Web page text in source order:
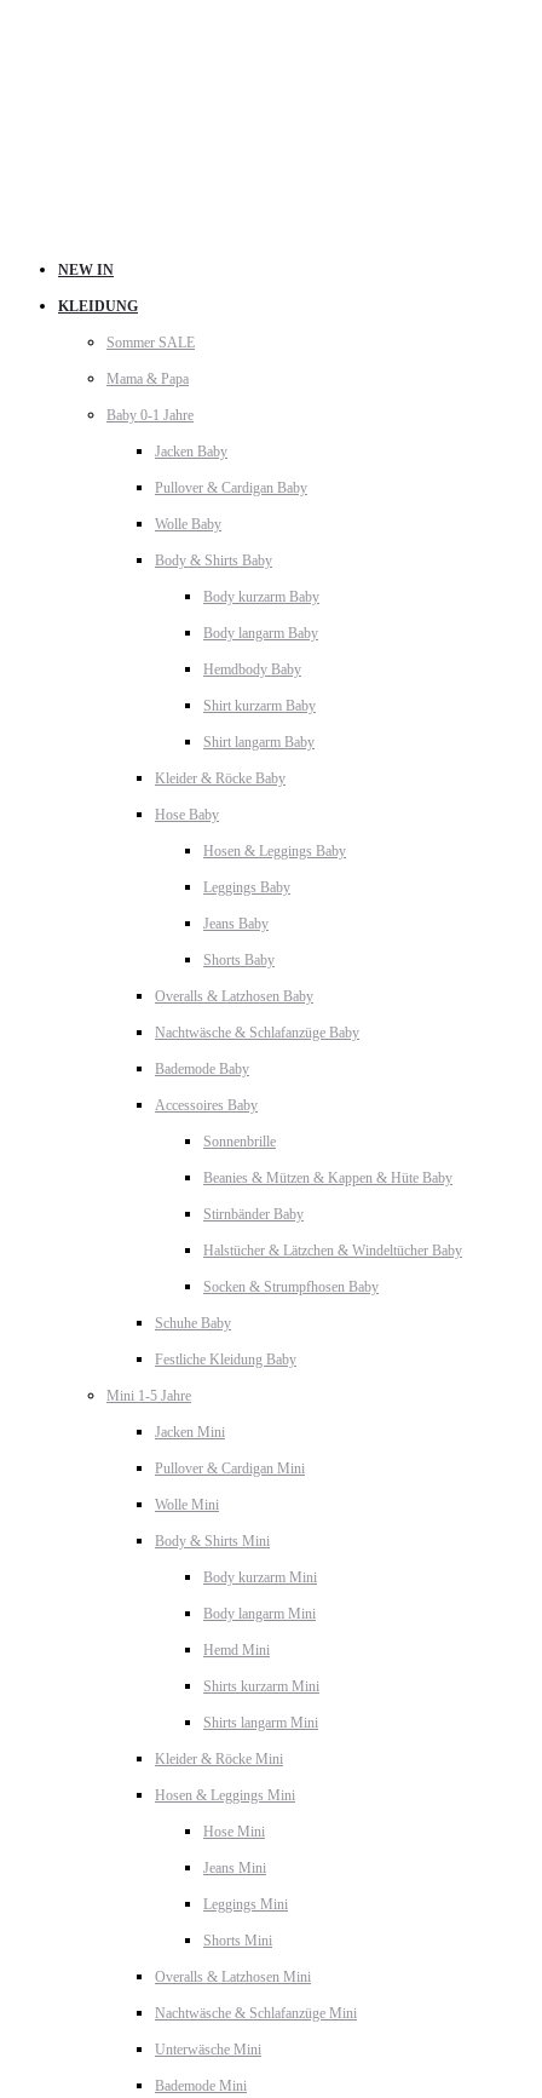
NEW IN
KLEIDUNG
Sommer SALE
Mama & Papa
Baby 0-1 Jahre
Jacken Baby
Pullover & Cardigan Baby
Wolle Baby
Body & Shirts Baby
Body kurzarm Baby
Body langarm Baby
Hemdbody Baby
Shirt kurzarm Baby
Shirt langarm Baby
Kleider & Röcke Baby
Hose Baby
Hosen & Leggings Baby
Leggings Baby
Jeans Baby
Shorts Baby
Overalls & Latzhosen Baby
Nachtwäsche & Schlafanzüge Baby
Bademode Baby
Accessoires Baby
Sonnenbrille
Beanies & Mützen & Kappen & Hüte Baby
Stirnbänder Baby
Halstücher & Lätzchen & Windeltücher Baby
Socken & Strumpfhosen Baby
Schuhe Baby
Festliche Kleidung Baby
Mini 1-5 Jahre
Jacken Mini
Pullover & Cardigan Mini
Wolle Mini
Body & Shirts Mini
Body kurzarm Mini
Body langarm Mini
Hemd Mini
Shirts kurzarm Mini
Shirts langarm Mini
Kleider & Röcke Mini
Hosen & Leggings Mini
Hose Mini
Jeans Mini
Leggings Mini
Shorts Mini
Overalls & Latzhosen Mini
Nachtwäsche & Schlafanzüge Mini
Unterwäsche Mini
Bademode Mini